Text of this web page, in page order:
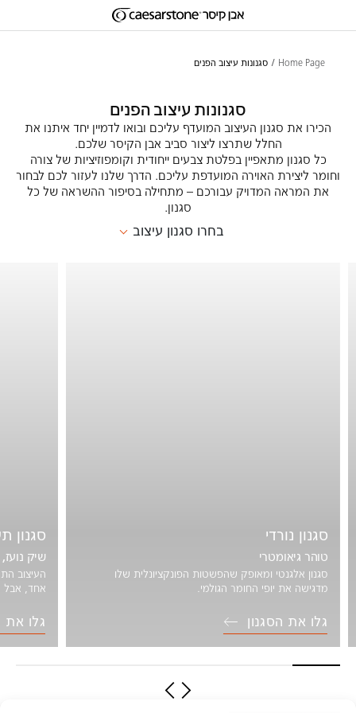
Home Page סגנונות עיצוב הפנים
סגנונות עיצוב הפנים
הכירו את סגנון העיצוב המועדף עליכם ובואו לדמיין יחד איתנו את
החלל שתרצו ליצור סביב אבן הקיסר שלכם.
כל סגנון מתאפיין בפלטת צבעים ייחודית וקומפוזיציות של צורה
וחומר ליצירת האוירה המועדפת עליכם. הדרך שלנו לעזור לכם לבחור
את המראה המדויק עבורכם – מתחילה בסיפור ההשראה של כל
סגנון.
בחרו סגנון עיצוב
סגנון נורדי
טוהר גיאומטרי
סגנון אלגנטי ומאופק שהפשטות הפונקציונלית שלו
מדגישה את יופי החומר הגולמי.
גלו את הסגנון
סגנון נורדי: טוהר גיאומטרי
סגנון
שיק
העיצוב
אחד, אבל
גלו את
סגנון